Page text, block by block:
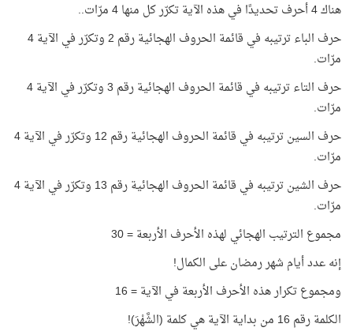
هناك 4 أحرف تحديدًا في هذه الآية تكرّر كل منها 4 مرّات..
حرف الباء ترتيبه في قائمة الحروف الهجائية رقم 2 وتكرّر في الآية 4
مرّات.
حرف التاء ترتيبه في قائمة الحروف الهجائية رقم 3 وتكرّر في الآية 4
مرّات.
حرف السين ترتيبه في قائمة الحروف الهجائية رقم 12 وتكرّر في الآية 4
مرّات.
حرف الشين ترتيبه في قائمة الحروف الهجائية رقم 13 وتكرّر في الآية 4
مرّات.
مجموع الترتيب الهجائي لهذه الأحرف الأربعة = 30
إنه عدد أيام شهر رمضان على الكمال!
ومجموع تكرار هذه الأحرف الأربعة في الآية = 16
الكلمة رقم 16 من بداية الآية هي كلمة (الشَّهْرَ)!